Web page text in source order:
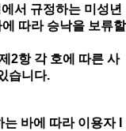
서 규정하는 미성년
따라 승낙을 보류할
2항 각 호에 따른 사
습니다.
바에 따라 이용자 I